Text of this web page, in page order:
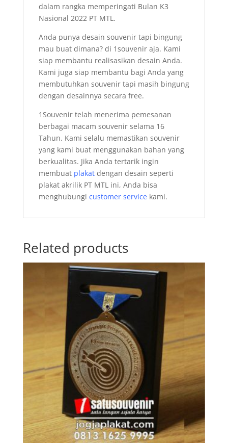
dalam rangka memperingati Bulan K3
Nasional 2022 PT MTL.
Anda punya desain souvenir tapi bingung
mau buat dimana? di 1souvenir aja. Kami
siap membantu realisasikan desain Anda.
Kami juga siap membantu bagi Anda yang
membutuhkan souvenir tapi masih bingung
dengan desainnya secara free.
1Souvenir telah menerima pemesanan
berbagai macam souvenir selama 16
Tahun. Kami selalu memastikan souvenir
yang kami buat menggunakan bahan yang
berkualitas. Jika Anda tertarik ingin
membuat plakatdengan desain seperti
plakat akrilik PT MTL ini, Anda bisa
menghubungi customer servicekami.
Related products